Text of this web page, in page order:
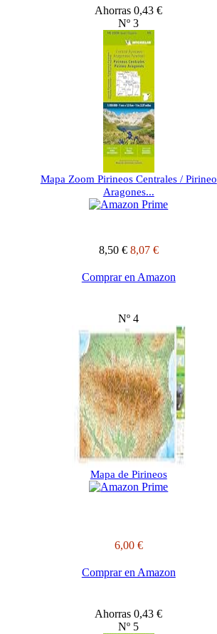
Ahorras 0,43 €
Nº 3
Mapa Zoom Pirineos Centrales / Pirineo
Aragones...
8,50 € 8,07 €
Comprar en Amazon
Nº 4
Mapa de Pirineos
6,00 €
Comprar en Amazon
Ahorras 0,43 €
Nº 5